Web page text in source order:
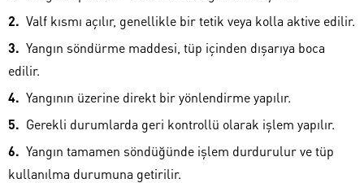
Valf kısmı açılır, genellikle bir tetik veya kolla aktive edilir.
Yangın söndürme maddesi, tüp içinden dışarıya boca
edilir.
Yangının üzerine direkt bir yönlendirme yapılır.
Gerekli durumlarda geri kontrollü olarak işlem yapılır.
Yangın tamamen söndüğünde işlem durdurulur ve tüp
kullanılma durumuna getirilir.